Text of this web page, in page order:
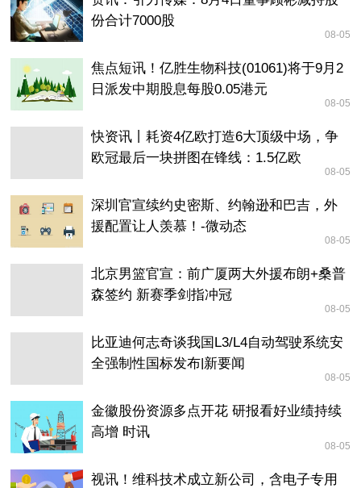
份合计7000股
08-05
焦点短讯！亿胜生物科技(01061)将于9月2
日派发中期股息每股0.05港元
08-05
快资讯丨耗资4亿欧打造6大顶级中场，争
欧冠最后一块拼图在锋线：1.5亿欧
08-05
深圳官宣续约史密斯、约翰逊和巴吉，外
援配置让人羡慕！-微动态
08-05
北京男篮官宣：前广厦两大外援布朗+桑普
森签约 新赛季剑指冲冠
08-05
比亚迪何志奇谈我国L3/L4自动驾驶系统安
全强制性国标发布|新要闻
08-05
金徽股份资源多点开花 研报看好业绩持续
高增 时讯
08-05
视讯！维科技术成立新公司，含电子专用